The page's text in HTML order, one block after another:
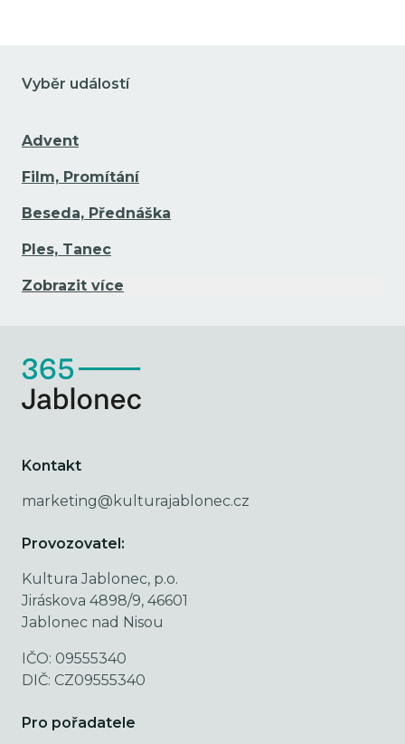
Vyběr událostí
Advent
Film, Promítání
Beseda, Přednáška
Ples, Tanec
Zobrazit více
Kontakt
marketing@kulturajablonec.cz
Provozovatel:
Kultura Jablonec, p.o.
Jiráskova 4898/9, 46601
Jablonec nad Nisou
IČO: 09555340
DIČ: CZ09555340
Pro pořadatele